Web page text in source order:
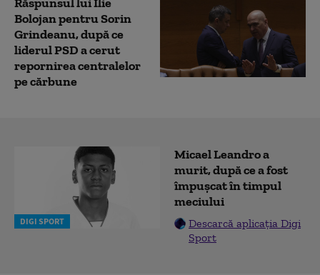
Bolojan pentru Sorin
Grindeanu, după ce
liderul PSD a cerut
repornirea centralelor
pe cărbune
DIGI SPORT
Micael Leandro a
murit, după ce a fost
împușcat în timpul
meciului
Descarcă aplicația Digi
Sport